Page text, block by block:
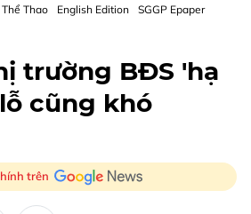
Thể Thao English Edition SGGP Epaper
trường BĐS 'hạ
cũng khó
trên